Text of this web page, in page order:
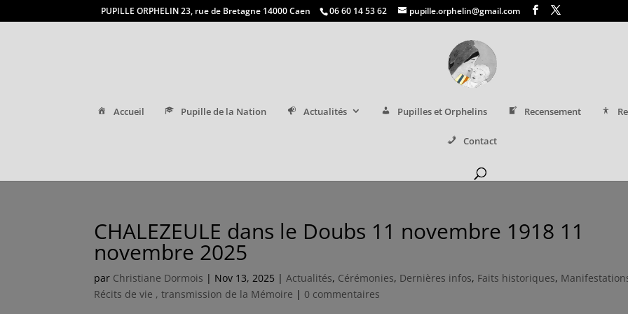
PUPILLE ORPHELIN 23, rue de Bretagne 14000 Caen 06 60 14 53 62 pupille.orphelin@gmail.com
Accueil Pupille de la Nation Actualités Pupilles et Orphelins Recensement
Contact
CHALEZEULE dans le Doubs 11 novembre 1918 11
novembre 2025
par Christiane Dormois | Nov 13, 2025 |Actualités, Cérémonies, Dernières infos, Faits historiques,
Récits de vie , transmission de la Mémoire | 0 commentaires